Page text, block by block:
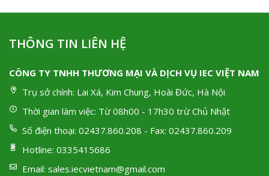
THÔNG TIN LIÊN HỆ
CÔNG TY TNHH THƯƠNG MẠI VÀ DỊCH VỤ IEC VIỆT NAM
Trụ sở chính: Lai Xá, Kim Chung, Hoài Đức, Hà Nội
Thời gian làm việc: Từ 08h00 - 17h30 trừ Chủ Nhật
Số điện thoại: 02437.860.208 - Fax: 02437.860.209
Hotline: 0335415686
Email: sales.iecvietnam@gmail.com